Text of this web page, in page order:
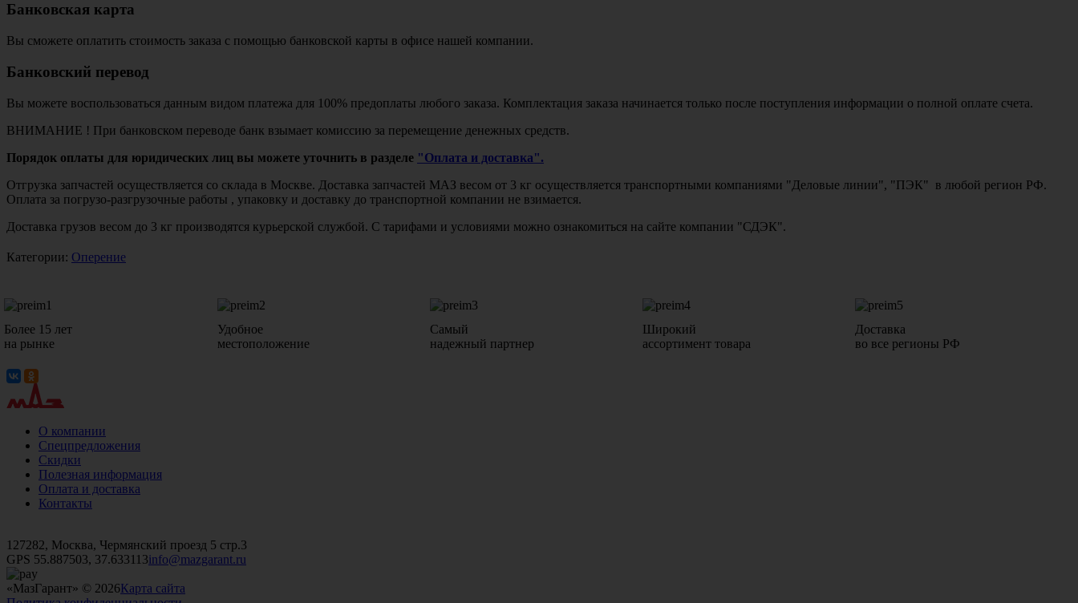
Банковская карта
Вы сможете оплатить стоимость заказа с помощью банковской карты в офисе нашей компании.
Банковский перевод
Вы можете воспользоваться данным видом платежа для 100% предоплаты любого заказа. Комплектация заказа начинается только после поступления информации о полной оплате счета.
ВНИМАНИЕ ! При банковском переводе банк взымает комиссию за перемещение денежных средств.
Порядок оплаты для юридических лиц вы можете уточнить в разделе "Оплата и доставка".
Отгрузка запчастей осуществляется со склада в Москве. Доставка запчастей МАЗ весом от 3 кг осуществляется транспортными компаниями "Деловые линии", "ПЭК" в любой регион РФ.
Оплата за погрузо-разгрузочные работы , упаковку и доставку до транспортной компании не взимается.
Доставка грузов весом до 3 кг производятся курьерской службой. С тарифами и условиями можно ознакомиться на сайте компании "СДЭК".
Категории: Оперение
Более 15 лет
на рынке
Удобное
местоположение
Самый
надежный партнер
Широкий
ассортимент товара
Доставка
во все регионы РФ
О компании
Спецпредложения
Скидки
Полезная информация
Оплата и доставка
Контакты
127282, Москва, Чермянский проезд 5 стр.3
GPS 55.887503, 37.633113info@mazgarant.ru
«МазГарант» © 2026Карта сайта